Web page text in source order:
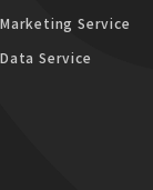
Service
Service